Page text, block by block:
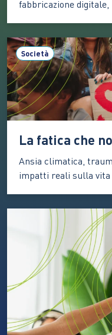
fabbricazione digitale,
Nata a Torino nel
un’intuizione in un
sociale: progettare e
disabilità partendo
…
Società
Ansia climatica,
impatti reali sulla vita
di pioggia o in ettari
insonnia,
temporale “come se